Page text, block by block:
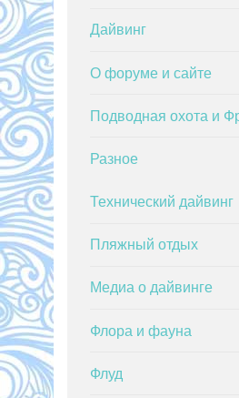
Дайвинг
О форуме и сайте
Подводная охота и
Разное
Технический дайвинг
Пляжный отдых
Медиа о дайвинге
Флора и фауна
Флуд